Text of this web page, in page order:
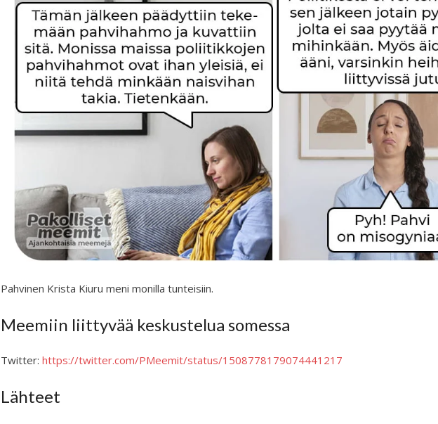
Pahvinen Krista Kiuru meni monilla tunteisiin.
Meemiin liittyvää keskustelua somessa
Twitter: https://twitter.com/PMeemit/status/1508778179074441217
Lähteet